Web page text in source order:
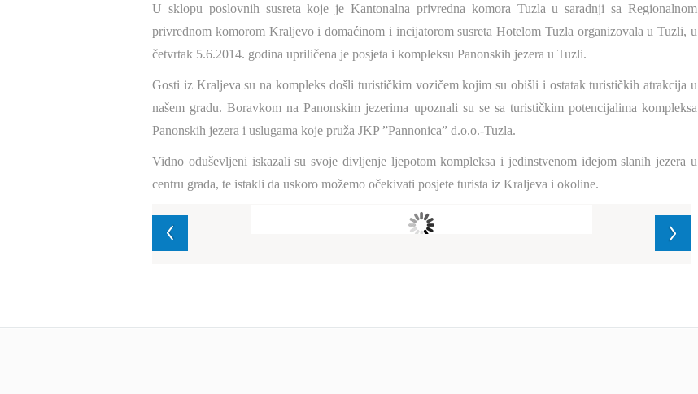
U sklopu poslovnih susreta koje je Kantonalna privredna komora Tuzla u saradnji sa Regionalnom
privrednom komorom Kraljevo i domaćinom i incijatorom susreta Hotelom Tuzla organizovala u Tuzli, u
četvrtak 5.6.2014. godina upriličena je posjeta i kompleksu Panonskih jezera u Tuzli.
Gosti iz Kraljeva su na kompleks došli turističkim vozičem kojim su obišli i ostatak turističkih atrakcija u
našem gradu. Boravkom na Panonskim jezerima upoznali su se sa turističkim potencijalima kompleksa
Panonskih jezera i uslugama koje pruža JKP ”Pannonica” d.o.o.-Tuzla.
Vidno oduševljeni iskazali su svoje divljenje ljepotom kompleksa i jedinstvenom idejom slanih jezera u
centru grada, te istakli da uskoro možemo očekivati posjete turista iz Kraljeva i okoline.